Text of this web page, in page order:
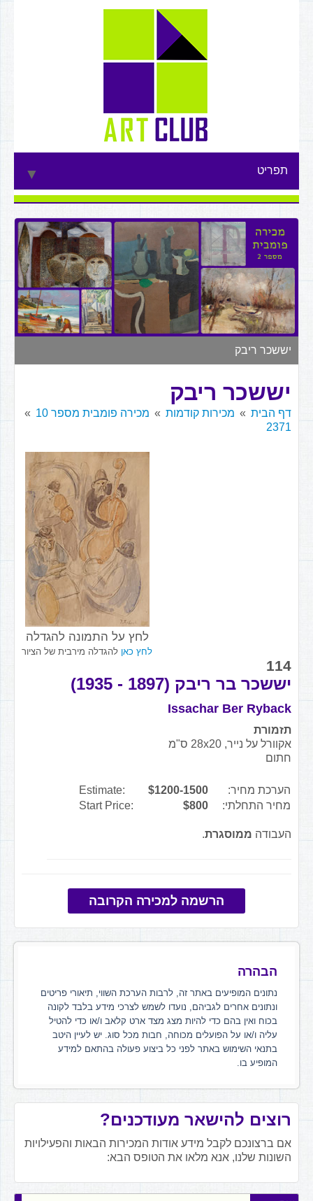
תפריט ▼
▼
▼
▼
▼
יששכר ריבק
יששכר ריבק
דף הבית מכירות קודמות
מכירה פומבית מספר 10
2371
לחץ על התמונה להגדלה
לחץ כאן להגדלה מירבית של הציור
114
יששכר בר ריבק (1897 - 1935)
Issachar Ber Ryback
תזמורת
אקוורל על נייר, 28x20 ס"מ
חתום
הערכת מחיר: $1200-1500
Estimate:
מחיר התחלתי:
$800
Start Price:
העבודה ממוסגרת.
הרשמה למכירה הקרובה
הבהרה
נתונים המופיעים באתר זה, לרבות הערכת השווי, תיאורי פריטים
ונתונים אחרים לגביהם, נועדו לשמש לצרכי מידע בלבד לקונה
בכוח ואין בהם כדי להיות מצג מצד ארט קלאב ו/או כדי להטיל
עליה ו/או על הפועלים מכוחה, חבות מכל סוג. יש לעיין היטב
בתנאי השימוש באתר לפני כל ביצוע פעולה בהתאם למידע
המופיע בו.
רוצים להישאר מעודכנים?
אם ברצונכם לקבל מידע אודות המכירות הבאות והפעילויות
השונות שלנו, אנא מלאו את הטופס הבא: